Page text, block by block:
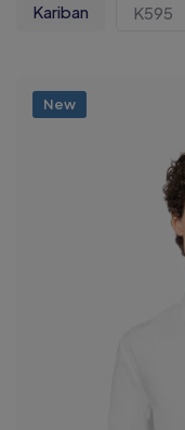
New
Kariban K595